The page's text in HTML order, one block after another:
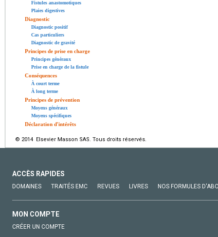
Fistules anastomotiques
Plaies digestives
Diagnostic
Diagnostic positif
Cas particuliers
Diagnostic de gravité
Principes de prise en charge
Principes généraux
Prise en charge de la fistule
Conséquences
À court terme
À long terme
Principes de prévention
Moyens généraux
Moyens spécifiques
Déclaration d'intérêts
© 2014 Elsevier Masson SAS. Tous droits réservés.
ACCÈS RAPIDES
DOMAINES TRAITÉS EMC REVUES LIVRES NOS FORMULES
MON COMPTE
CRÉER UN COMPTE